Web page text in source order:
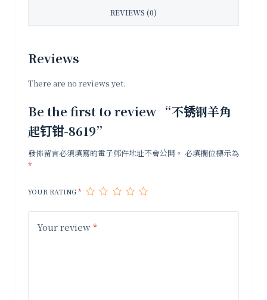
REVIEWS (0)
Reviews
There are no reviews yet.
Be the first to review “不锈钢羊角
起钉钳-8619”
發佈留言必須填寫的電子郵件地址不會公開。 必填欄位標示為
*
YOUR RATING*
Your review*